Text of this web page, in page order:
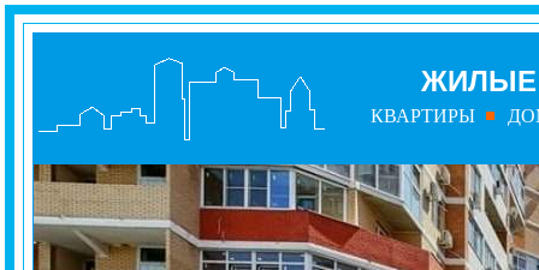
ЖИЛЫЕ
КВАРТИРЫ